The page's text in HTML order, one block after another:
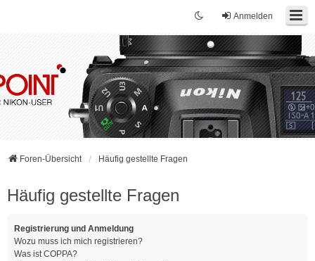
Anmelden
Foren-Übersicht Häufig gestellte Fragen
Häufig gestellte Fragen
Registrierung und Anmeldung
Wozu muss ich mich registrieren?
Was ist COPPA?